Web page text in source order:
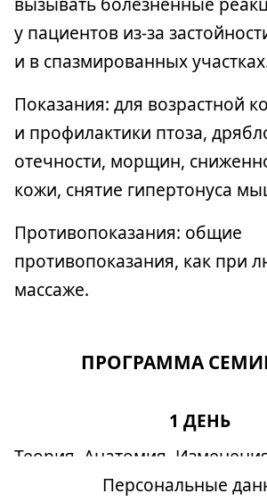
у пациентов из-за
и в спазмированных
Показания: для возрастной
и профилактики птоза,
отечности, морщин,
кожи, снятие гипертонуса
Противопоказания: общие
противопоказания, как при
массаже.
ПРОГРАММА
1 ДЕНЬ
Теория. Анатомия.
тканях лица с точки зрения
Персональные